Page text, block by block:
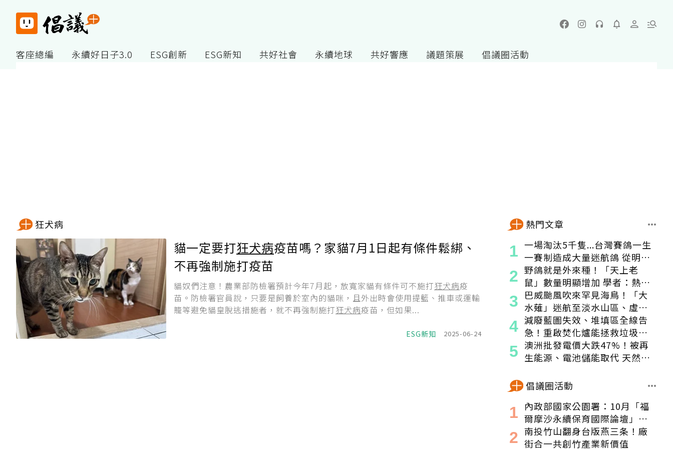
客座總編 永續好日子3.0 ESG創新 ESG新知 共好社會 永續地球 共好響應 議題策展 倡議圈活動
狂犬病
貓一定要打狂犬病疫苗嗎？家貓7月1日起有條件鬆綁、
不再強制施打疫苗
貓奴們注意！農業部防檢署預計今年7月起，放寬家貓有條件可不施打狂犬病疫
苗。防檢署官員說，只要是飼養於室內的貓咪，且外出時會使用提籃、推車或運輸
籠等避免貓皇脫逃措施者，就不再強制施打狂犬病疫苗，但如果...
ESG新知 2025-06-24
熱門文章
一場淘汰5千隻...台灣賽鴿一生
一賽制造成大量迷航鴿 從明星
變都市「老鼠」
野鴿就是外來種！「天上老
鼠」數量明顯增加 學者：熱區
食物來源穩定
巴威颱風吹來罕見海鳥！「大
水薙」迷航至淡水山區、虛弱
獲救
減廢藍圖失效、堆填區全線告
急！重啟焚化爐能拯救垃圾危
機嗎？
澳洲批發電價大跌47%！被再
生能源、電池儲能取代 天然氣
倡議圈活動
內政部國家公園署：10月「福
爾摩沙永續保育國際論壇」登
場！串聯跨界夥伴與低碳遊
程，向世界展現臺灣綠色實力
南投竹山翻身台版燕三条！廠
街合一共創竹產業新價值